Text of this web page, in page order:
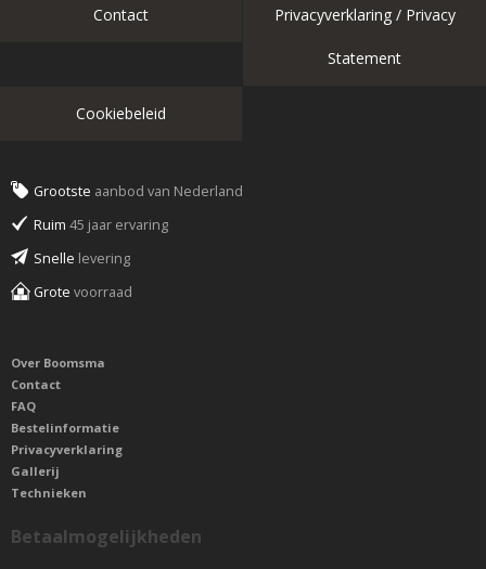
Contact Privacyverklaring / Privacy
Statement
Cookiebeleid
Grootste aanbod van Nederland
Ruim 45 jaar ervaring
Snelle levering
Grote voorraad
Over Boomsma
Contact
FAQ
Bestelinformatie
Privacyverklaring
Gallerij
Technieken
Betaalmogelijkheden